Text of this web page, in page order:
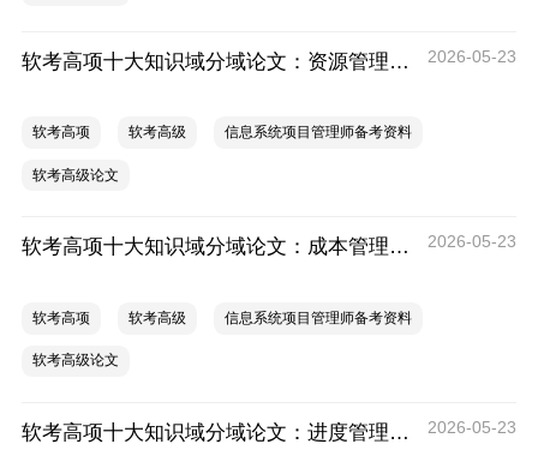
软考高项十大知识域分域论文：资源管理论文专项 2026-05-23
软考高项 软考高级 信息系统项目管理师备考资料
软考高级论文
软考高项十大知识域分域论文：成本管理论文专项 2026-05-23
软考高项 软考高级 信息系统项目管理师备考资料
软考高级论文
软考高项十大知识域分域论文：进度管理论文专项 2026-05-23